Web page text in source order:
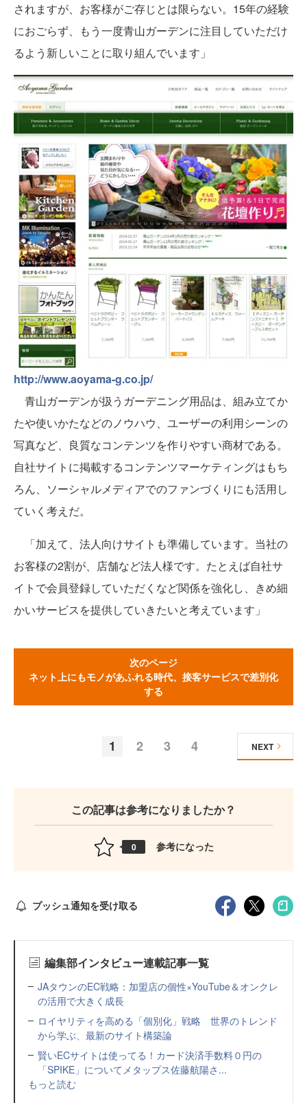
されますが、お客様がご存じとは限らない。15年の経験
におごらず、もう一度青山ガーデンに注目していただけ
るよう新しいことに取り組んでいます」
http://www.aoyama-g.co.jp/
青山ガーデンが扱うガーデニング用品は、組み立てか
たや使いかたなどのノウハウ、ユーザーの利用シーンの
写真など、良質なコンテンツを作りやすい商材である。
自社サイトに掲載するコンテンツマーケティングはもち
ろん、ソーシャルメディアでのファンづくりにも活用し
ていく考えだ。
「加えて、法人向けサイトも準備しています。当社の
お客様の2割が、店舗など法人様です。たとえば自社サ
イトで会員登録していただくなど関係を強化し、きめ細
かいサービスを提供していきたいと考えています」
次のページ
ネット上にもモノがあふれる時代、接客サービスで差別化
する
1 2 3 4 NEXT
この記事は参考になりましたか？
0 参考になった
プッシュ通知を受け取る
編集部インタビュー連載記事一覧
JAタウンのEC戦略：加盟店の個性×YouTube＆オンクレ
の活用で大きく成長
ロイヤリティを高める「個別化」戦略 世界のトレンド
から学ぶ、最新のサイト構築論
賢いECサイトは使ってる！カード決済手数料０円の
「SPIKE」についてメタップス佐藤航陽さ...
もっと読む